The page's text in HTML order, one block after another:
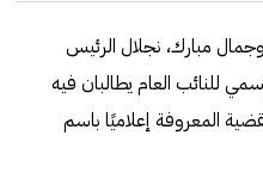
مبارك، نجلال الرئيس
للنائب العام يطالبان فيه
في القضية المعروفة إعلاميًا باسم